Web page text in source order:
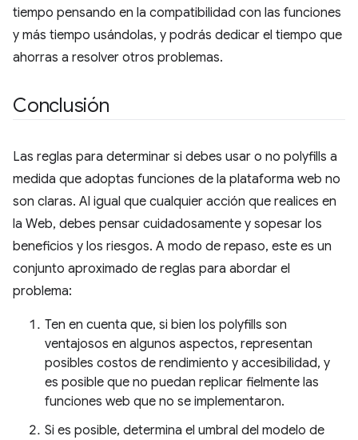
tiempo pensando en la compatibilidad con las funciones
y más tiempo usándolas, y podrás dedicar el tiempo que
ahorras a resolver otros problemas.
Conclusión
Las reglas para determinar si debes usar o no polyfills a
medida que adoptas funciones de la plataforma web no
son claras. Al igual que cualquier acción que realices en
la Web, debes pensar cuidadosamente y sopesar los
beneficios y los riesgos. A modo de repaso, este es un
conjunto aproximado de reglas para abordar el
problema:
Ten en cuenta que, si bien los polyfills son
ventajosos en algunos aspectos, representan
posibles costos de rendimiento y accesibilidad, y
es posible que no puedan replicar fielmente las
funciones web que no se implementaron.
Si es posible, determina el umbral del modelo de